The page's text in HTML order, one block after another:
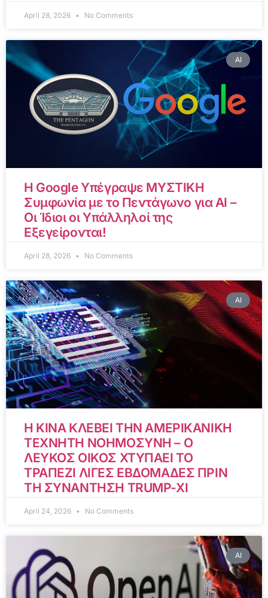
April 28, 2026 No Comments
AI
Η Google Υπέγραψε ΜΥΣΤΙΚΗ
Συμφωνία με το Πεντάγωνο για AI –
Οι Ίδιοι οι Υπάλληλοί της
Εξεγείρονται!
April 28, 2026 No Comments
AI
Η ΚΙΝΑ ΚΛΕΒΕΙ ΤΗΝ ΑΜΕΡΙΚΑΝΙΚΗ
ΤΕΧΝΗΤΗ ΝΟΗΜΟΣΥΝΗ – Ο
ΛΕΥΚΟΣ ΟΙΚΟΣ ΧΤΥΠΑΕΙ ΤΟ
ΤΡΑΠΕΖΙ ΛΙΓΕΣ ΕΒΔΟΜΑΔΕΣ ΠΡΙΝ
ΤΗ ΣΥΝΑΝΤΗΣΗ TRUMP-XI
April 24, 2026 No Comments
AI